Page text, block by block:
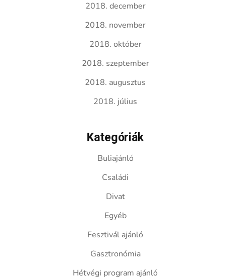
2018. december
2018. november
2018. október
2018. szeptember
2018. augusztus
2018. július
Kategóriák
Buliajánló
Családi
Divat
Egyéb
Fesztivál ajánló
Gasztronómia
Hétvégi program ajánló